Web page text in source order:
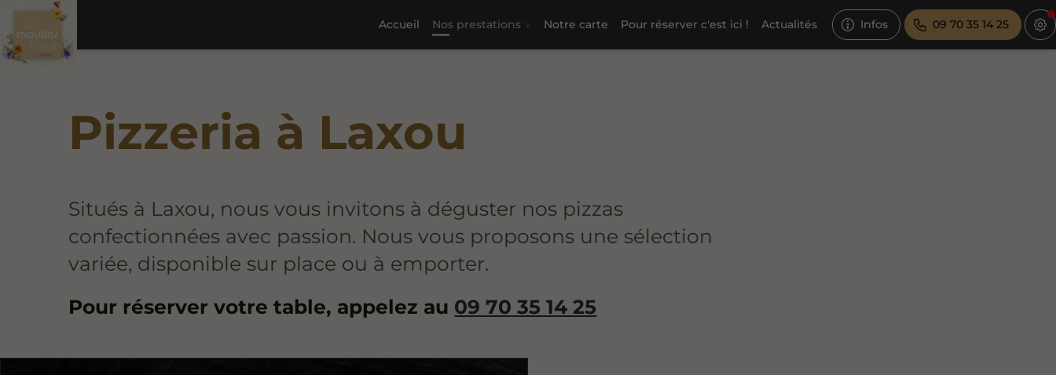
Accueil Nos prestations Notre carte Pour réserver c'est ici ! Actualités Infos 09 70 35 14 25
Pizzeria à Laxou
Situés à Laxou, nous vous invitons à déguster nos pizzas
confectionnées avec passion. Nous vous proposons une sélection
variée, disponible sur place ou à emporter.
Pour réserver votre table, appelez au 09 70 35 14 25